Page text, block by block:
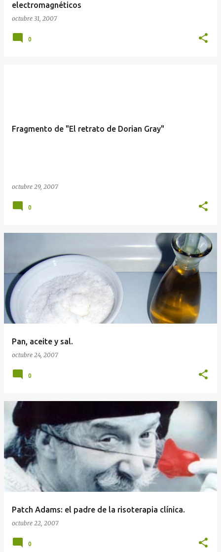
electromagnéticos
octubre 31, 2007
0
Fragmento de "El retrato de Dorian Gray"
octubre 29, 2007
0
Pan, aceite y sal.
octubre 24, 2007
0
Patch Adams: el padre de la risoterapia clínica.
octubre 22, 2007
0